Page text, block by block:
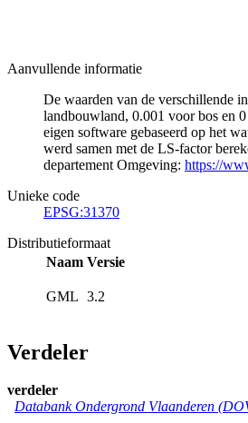
Aanvullende informatie
De waarden van de verschillende
landbouwland, 0.001 voor bos en
eigen software gebaseerd op het
werd samen met de LS-factor
departement Omgeving: https://
Unieke code
EPSG:31370
Distributieformaat
Naam Versie
GML 3.2
Verdeler
verdeler
Databank Ondergrond Vlaanderen